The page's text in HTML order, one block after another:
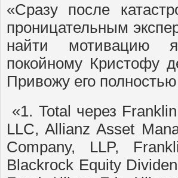
«Сразу после
проницательным
найти мотивацию
покойному Кристофу
Привожу его
«1. Total через
LLC, Allianz Asset
Company, LLP,
Blackrock Equity